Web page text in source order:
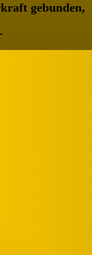
gebunden,